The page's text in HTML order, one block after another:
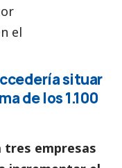
el
situar
de los 1.100
tres empresas